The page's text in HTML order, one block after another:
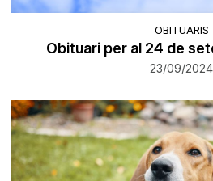
OBITUARIS
Obituari per al 24 de
23/09/2024